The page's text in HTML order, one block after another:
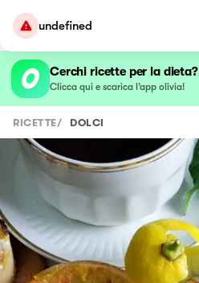
undefined
Cerchi ricette per la dieta?
Clicca qui e scarica l’app olivia!
RICETTE/ DOLCI